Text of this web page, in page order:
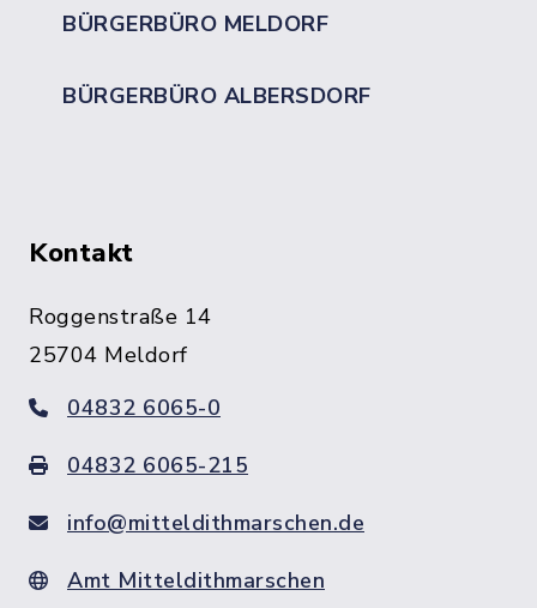
BÜRGERBÜRO MELDORF
BÜRGERBÜRO ALBERSDORF
Kontakt
Roggenstraße 14
25704 Meldorf
04832 6065-0
04832 6065-215
info@mitteldithmarschen.de
Amt Mitteldithmarschen